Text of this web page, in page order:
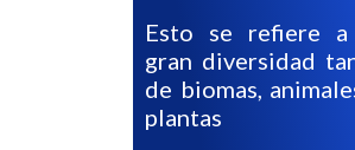
Esto se refiere
gran diversidad
de biomas,
plantas